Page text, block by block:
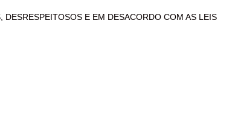
E EM DESACORDO COM AS LEIS